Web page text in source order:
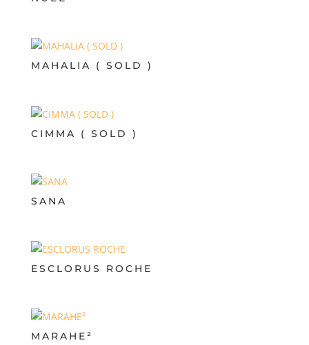
MAHALIA ( SOLD )
CIMMA ( SOLD )
SANA
ESCLORUS ROCHE
MARAHE²